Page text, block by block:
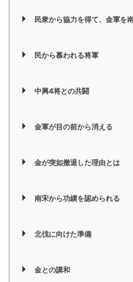
民衆から協力を得て、金軍を
民から慕われる将軍
中興4将との共闘
金軍が目の前から消える
金が突如撤退した理由とは
南宋から功績を認められる
北伐に向けた準備
金との講和